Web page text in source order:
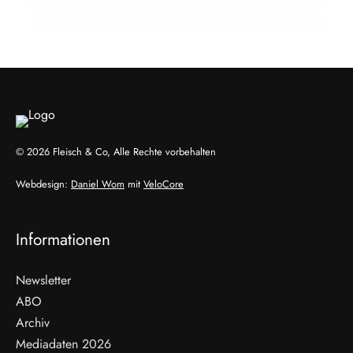
© 2026 Fleisch & Co, Alle Rechte vorbehalten
Webdesign: Daniel Wom mit VeloCore
Informationen
Newsletter
ABO
Archiv
Mediadaten 2026